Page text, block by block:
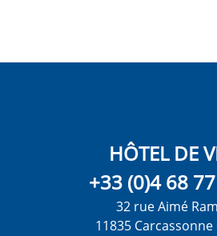
HÔTEL DE
+33 (0)4 68
32 rue Aimé
11835 Carcassonne